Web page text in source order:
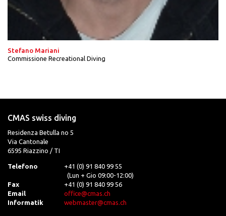
Stefano Mariani
Commissione Recreational Diving
CMAS swiss diving
Residenza Betulla no 5
Via Cantonale
6595 Riazzino / TI
Telefono
+41 (0) 91 840 99 55
(Lun + Gio 09:00-12:00)
Fax
+41 (0) 91 840 99 56
Email
office@cmas.ch
Informatik
webmaster@cmas.ch